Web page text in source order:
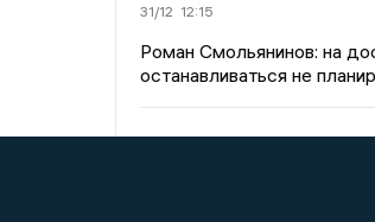
31/12 12:15
Роман Смольянинов: на
останавливаться не